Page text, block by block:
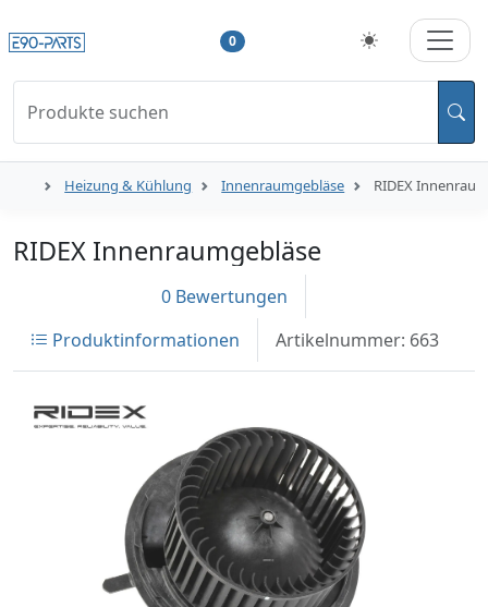
0
Produkte suchen
Heizung & Kühlung Innenraumgebläse RIDEX
RIDEX Innenraumgebläse
0 Bewertungen
Produktinformationen
Artikelnummer: 663